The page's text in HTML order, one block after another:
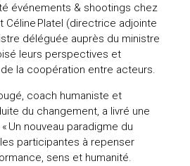
événements & shootings chez
Céline Platel (directrice adjointe
déléguée auprès du ministre
leurs perspectives et
la coopération entre acteurs.
coach humaniste et
du changement, a livré une
Un nouveau paradigme du
participantes à repenser
sens et humanité.